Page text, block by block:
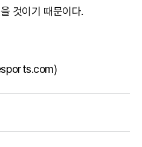
것이기 때문이다.